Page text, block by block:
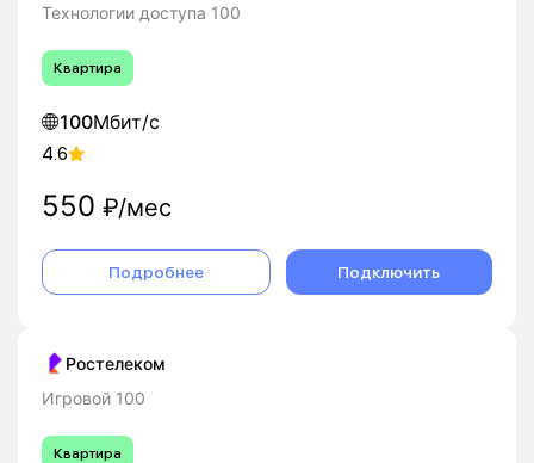
Технологии доступа 100
Квартира
100Мбит/с
4.6
550 ₽/мес
Подробнее Подключить
Ростелеком
Игровой 100
Квартира